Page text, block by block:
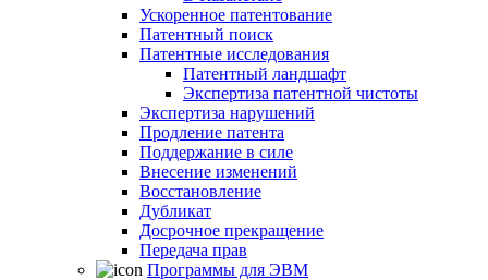
Ускоренное патентование
Патентный поиск
Патентные исследования
Патентный ландшафт
Экспертиза патентной чистоты
Экспертиза нарушений
Продление патента
Поддержание в силе
Внесение изменений
Восстановление
Дубликат
Досрочное прекращение
Передача прав
Программы для ЭВМ